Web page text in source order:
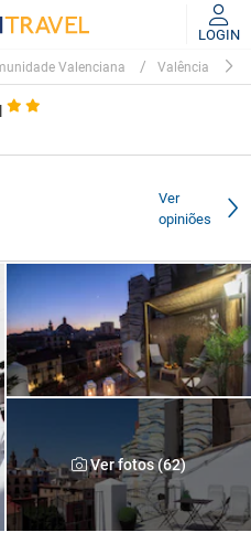
LOGIN
Valenciana Valência
Ver
opiniões
Ver fotos (62)